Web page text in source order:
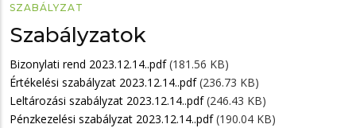
SZABÁLYZAT
Szabályzatok
Bizonylati rend 2023.12.14..pdf (181.56 KB)
Értékelési szabályzat 2023.12.14..pdf (236.73 KB)
Leltározási szabályzat 2023.12.14..pdf (246.43 KB)
Pénzkezelési szabályzat 2023.12.14..pdf (190.04 KB)